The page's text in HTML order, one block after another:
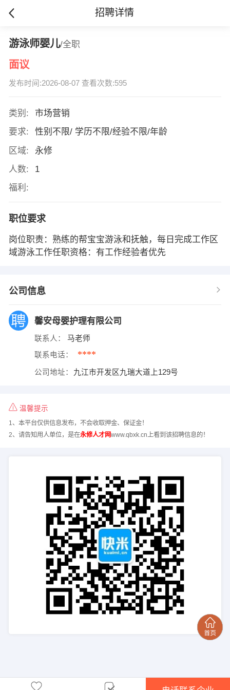
招聘详情
游泳师婴儿/全职
面议
发布时间:2026-08-07 查看次数:595
类别:
市场营销
要求:
性别不限/ 学历不限/经验不限/年龄
区域:
永修
人数:
1
福利:
职位要求
岗位职责：熟练的帮宝宝游泳和抚触，每日完成工作区
域游泳工作任职资格：有工作经验者优先
公司信息
馨安母婴护理有限公司
联系人： 马老师
联系电话： ****
公司地址： 九江市开发区九瑞大道上129号
温馨提示
1、本平台仅供信息发布，不会收取押金、保证金！
2、请告知用人单位，是在永修人才网www.qbxk.cn上看到该招聘信息的！